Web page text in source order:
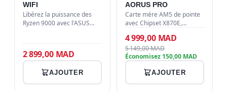
WIFI
Libérez la puissance des
Ryzen 9000 avec l'ASUS
USB4 40Gbps pour une
2 899,00 MAD
AJOUTER
AORUS PRO
Carte mère AM5 de pointe
avec Chipset X870E,
Wi-Fi 7 ultra-rapide et slots
PCIe 5.0 pour GPU et SSD
NVMe de nouvelle
4 999,00 MAD
5 149,00 MAD
Économisez 150,00 MAD
AJOUTER